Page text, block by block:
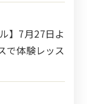
】7月27日よ
で体験レッス